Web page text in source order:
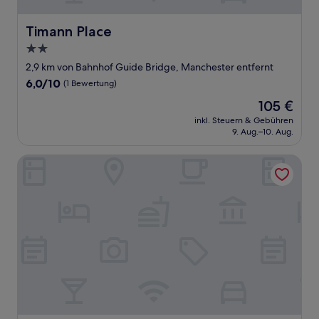
Timann Place
Timann Place
2.0-
Sterne-
Unterkunft
2,9 km von Bahnhof Guide Bridge, Manchester entfernt
6.0
6,0/10 (1 Bewertung)
Der
Preis
beträgt
105 €
inkl. Steuern & Gebühren
9. Aug.–10. Aug.
Winners Inn - Modern 1BR Cozy Retreat - Free Parking